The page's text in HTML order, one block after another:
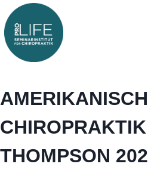
Zum
Inhalt
springen
Zum
Inhalt
springen
THOMPSON